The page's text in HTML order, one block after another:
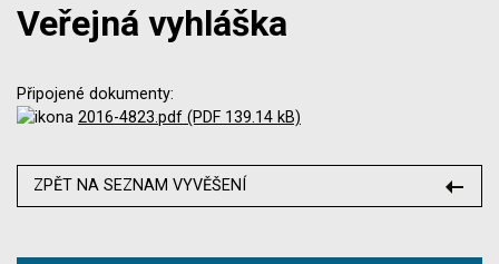
Veřejná vyhláška
Připojené dokumenty:
2016-4823.pdf (PDF 139.14 kB)
ZPĚT NA SEZNAM VYVĚŠENÍ